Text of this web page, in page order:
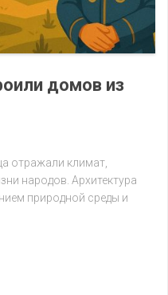
домов из
отражали климат,
народов. Архитектура
природной среды и